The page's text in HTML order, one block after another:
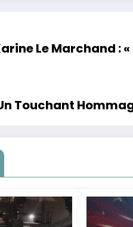
Le Marchand :
Touchant